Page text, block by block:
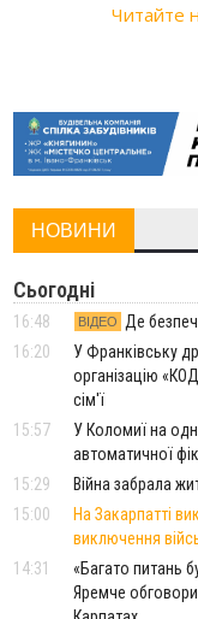
Читайте
НОВИНИ
Сьогодні
16:48 ВІДЕО Де
16:20
У Франківську
організацію
сім'ї
15:57
У Коломиї на
автоматичної
15:29
Війна забрала
15:00
На Закарпатті
виключення
14:31
«Багато питань
Яремче